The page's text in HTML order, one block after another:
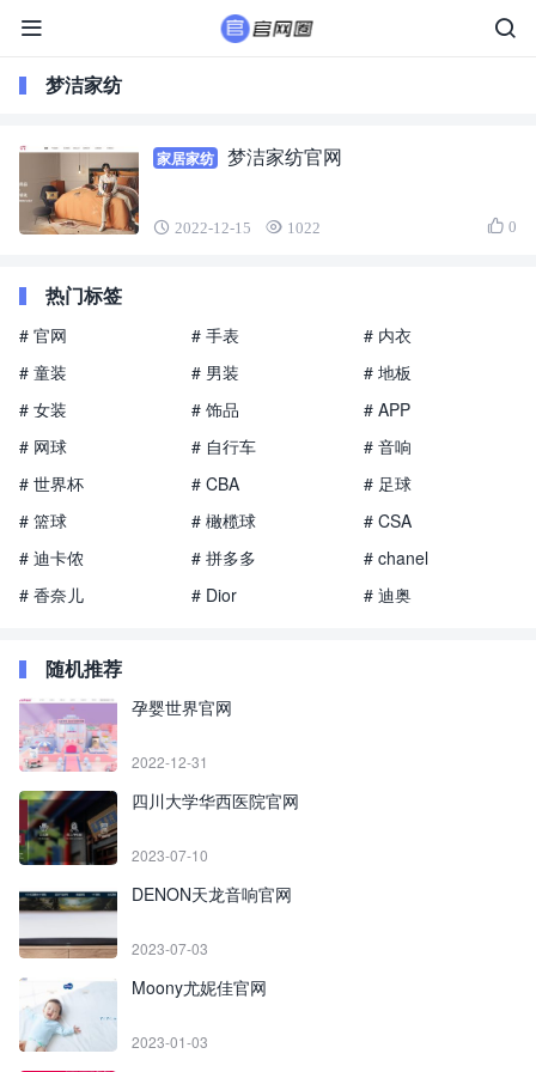
梦洁家纺
家居家纺 梦洁家纺官网
2022-12-15 1022 0
热门标签
# 官网 # 手表
# 内衣
# 童装
# 男装
# 地板
# 女装
# 饰品
# APP
# 网球
# 自行车
# 音响
# 世界杯
# CBA
# 足球
# 篮球
# 橄榄球
# CSA
# 迪卡侬
# 拼多多
# chanel
# 香奈儿
# Dior # 迪奥
随机推荐
孕婴世界官网
2022-12-31
四川大学华西医院官网
2023-07-10
DENON天龙音响官网
2023-07-03
Moony尤妮佳官网
2023-01-03